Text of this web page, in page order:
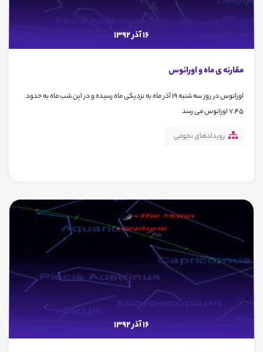
16 آذر 1392
مقارنه ی ماه و اورانوس
اورانوس در روز سه شنبه 19 آذر ماه به نزدیکی ماه رسیده و در این شب ماه به حدود
7.45 اورانوس می رسد
رویدادهای نجومی
16 آذر 1392